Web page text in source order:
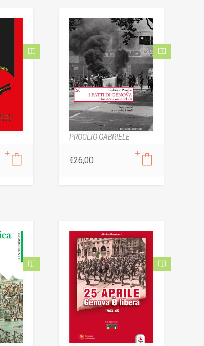
PROGLIO GABRIELE
€26,00